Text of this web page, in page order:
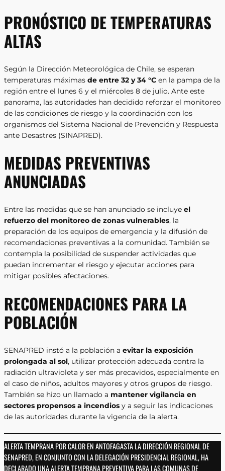
PRONÓSTICO DE TEMPERATURAS
ALTAS
Según la Dirección Meteorológica de Chile, se esperan
temperaturas máximas de entre 32 y 34 °C en la pampa de la
región entre el lunes 6 y el miércoles 8 de julio. Ante este
panorama, las autoridades han decidido reforzar el monitoreo
de las condiciones de riesgo y la coordinación con los
organismos del Sistema Nacional de Prevención y Respuesta
ante Desastres (SINAPRED).
MEDIDAS PREVENTIVAS
ANUNCIADAS
Entre las medidas que se han anunciado se incluye el
refuerzo del monitoreo de zonas vulnerables, la
preparación de los equipos de emergencia y la difusión de
recomendaciones preventivas a la comunidad. También se
contempla la posibilidad de suspender actividades que
puedan incrementar el riesgo y ejecutar acciones para
mitigar posibles afectaciones.
RECOMENDACIONES PARA LA
POBLACIÓN
SENAPRED instó a la población a evitar la exposición
prolongada al sol, utilizar protección adecuada contra la
radiación ultravioleta y ser más precavidos, especialmente en
el caso de niños, adultos mayores y otros grupos de riesgo.
También se hizo un llamado a mantener vigilancia en
sectores propensos a incendios y a seguir las indicaciones
de las autoridades durante la vigencia de la alerta.
ALERTA TEMPRANA POR CALOR EN ANTOFAGASTA LA DIRECCIÓN REGIONAL DE
SENAPRED, EN CONJUNTO CON LA DELEGACIÓN PRESIDENCIAL REGIONAL, HA
DECLARADO UNA ALERTA TEMPRANA PREVENTIVA PARA LAS COMUNAS DE